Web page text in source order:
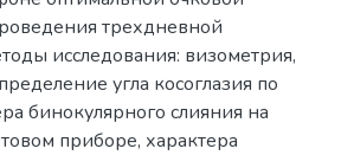
трехдневной
исследования: визометрия,
угла косоглазия по
бинокулярного слияния на
приборе, характера